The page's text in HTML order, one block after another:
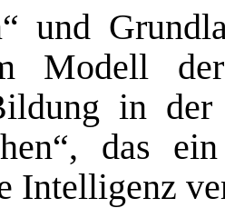
und
Modell
in
das
Intelligenz